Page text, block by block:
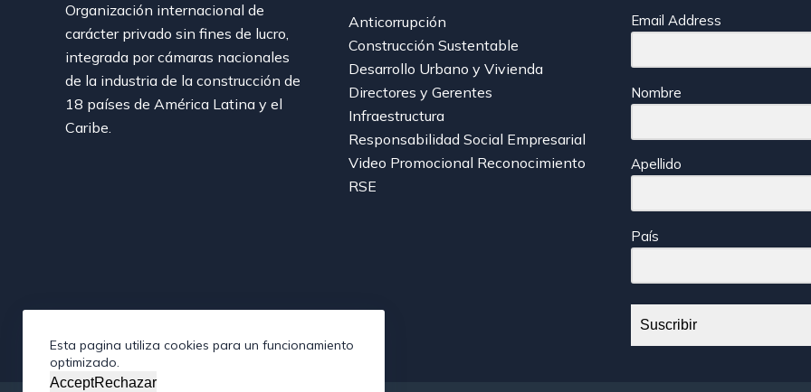
Esta pagina utiliza cookies para un funcionamiento
optimizado.
AcceptRechazar
Organización internacional de
carácter privado sin fines de lucro,
integrada por cámaras nacionales
de la industria de la construcción de
18 países de América Latina y el
Caribe.
Anticorrupción
Construcción Sustentable
Desarrollo Urbano y Vivienda
Directores y Gerentes
Infraestructura
Responsabilidad Social Empresarial
Video Promocional Reconocimiento
RSE
Email Address
Nombre
Apellido
País
Suscribir